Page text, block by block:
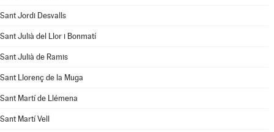
Sant Jordi Desvalls
Sant Julià del Llor i Bonmatí
Sant Julià de Ramis
Sant Llorenç de la Muga
Sant Martí de Llémena
Sant Martí Vell